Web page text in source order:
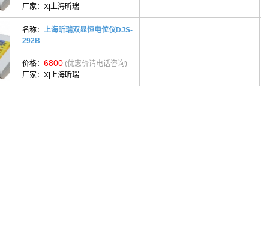
厂家： X|上海昕瑞
名称： 上海昕瑞双显恒电位仪DJS-
292B
价格： 6800 (优惠价请电话咨询)
厂家： X|上海昕瑞